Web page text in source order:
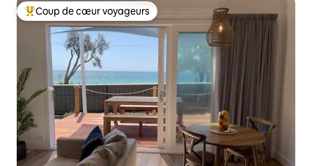
Coups de cœur voyageurs les plus appréciés
Coup de cœur voyageurs